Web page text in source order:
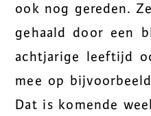
ook nog gereden.
gehaald door een
achtjarige leeftijd
mee op
Dat is komende